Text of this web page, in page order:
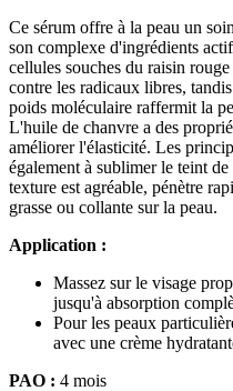
Ce sérum offre à la peau un
son complexe d'ingrédients
cellules souches du raisin
contre les radicaux libres,
poids moléculaire raffermit la
L'huile de chanvre a des
améliorer l'élasticité. Les
également à sublimer le teint
texture est agréable, pénètre
grasse ou collante sur la peau.
Application :
Massez sur le visage
jusqu'à absorption
Pour les peaux
avec une crème
PAO : 4 mois